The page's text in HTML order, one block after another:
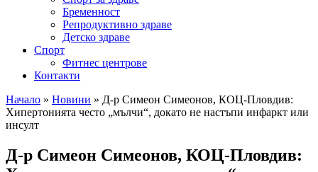
Бременност
Репродуктивно здраве
Детско здраве
Спорт
Фитнес центрове
Контакти
Начало » Новини » Д-р Симеон Симеонов, КОЦ-Пловдив:
Хипертонията често „мълчи“, докато не настъпи инфаркт или
инсулт
Д-р Симеон Симеонов, КОЦ-Пловдив: